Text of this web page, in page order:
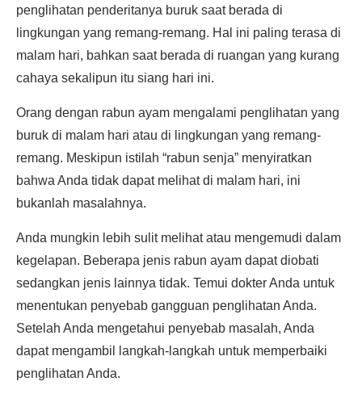
penglihatan penderitanya buruk saat berada di
lingkungan yang remang-remang. Hal ini paling terasa di
malam hari, bahkan saat berada di ruangan yang kurang
cahaya sekalipun itu siang hari ini.
Orang dengan rabun ayam mengalami penglihatan yang
buruk di malam hari atau di lingkungan yang remang-
remang. Meskipun istilah “rabun senja” menyiratkan
bahwa Anda tidak dapat melihat di malam hari, ini
bukanlah masalahnya.
Anda mungkin lebih sulit melihat atau mengemudi dalam
kegelapan. Beberapa jenis rabun ayam dapat diobati
sedangkan jenis lainnya tidak. Temui dokter Anda untuk
menentukan penyebab gangguan penglihatan Anda.
Setelah Anda mengetahui penyebab masalah, Anda
dapat mengambil langkah-langkah untuk memperbaiki
penglihatan Anda.